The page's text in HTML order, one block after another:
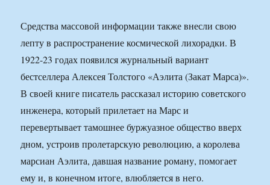
Средства массовой информации также внесли свою
лепту в распространение космической лихорадки. В
1922-23 годах появился журнальный вариант
бестселлера Алексея Толстого «Аэлита (Закат Марса)».
В своей книге писатель рассказал историю советского
инженера, который прилетает на Марс и
перевертывает тамошнее буржуазное общество вверх
дном, устроив пролетарскую революцию, а королева
марсиан Аэлита, давшая название роману, помогает
ему и, в конечном итоге, влюбляется в него.